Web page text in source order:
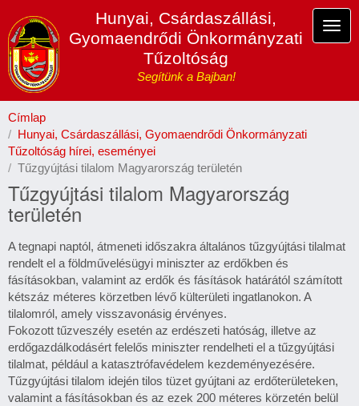
tartalomra
Hunyai, Csárdaszállási,
Gyomaendrődi Önkormányzati
Tűzoltóság
Segítünk a Bajban!
Címlap
Hunyai, Csárdaszállási, Gyomaendrődi Önkormányzati
Tűzoltóság hírei, eseményei
Tűzgyújtási tilalom Magyarország területén
Tűzgyújtási tilalom Magyarország
területén
A tegnapi naptól, átmeneti időszakra általános tűzgyújtási tilalmat
rendelt el a földművelésügyi miniszter az erdőkben és
fásításokban, valamint az erdők és fásítások határától számított
kétszáz méteres körzetben lévő külterületi ingatlanokon. A
tilalomról, amely visszavonásig érvényes.
Fokozott tűzveszély esetén az erdészeti hatóság, illetve az
erdőgazdálkodásért felelős miniszter rendelheti el a tűzgyújtási
tilalmat, például a katasztrófavédelem kezdeményezésére.
Tűzgyújtási tilalom idején tilos tüzet gyújtani az erdőterületeken,
valamint a fásításokban és az ezek 200 méteres körzetén belül